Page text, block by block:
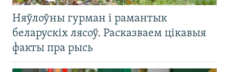
Няўлоўны гурман і рамантык
беларускіх лясоў. Расказваем цікавыя
факты пра рысь